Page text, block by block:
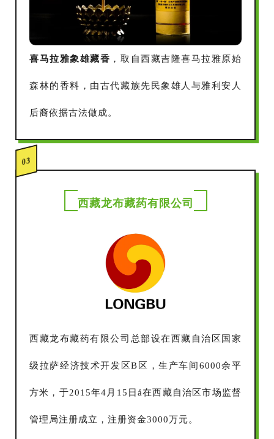
喜马拉雅象雄藏香 ，取自西藏吉隆喜马拉雅原始
森林的香料，由古代藏族先民象雄人与雅利安人
后裔依据古法做成。
03
西藏龙布藏药有限公司
西藏龙布藏药有限公司总部设在西藏自治区国家
级拉萨经济技术开发区B区，生产车间6000余平
方米，于2015年4月15日å在西藏自治区市场监督
管理局注册成立，注册资金3000万元。